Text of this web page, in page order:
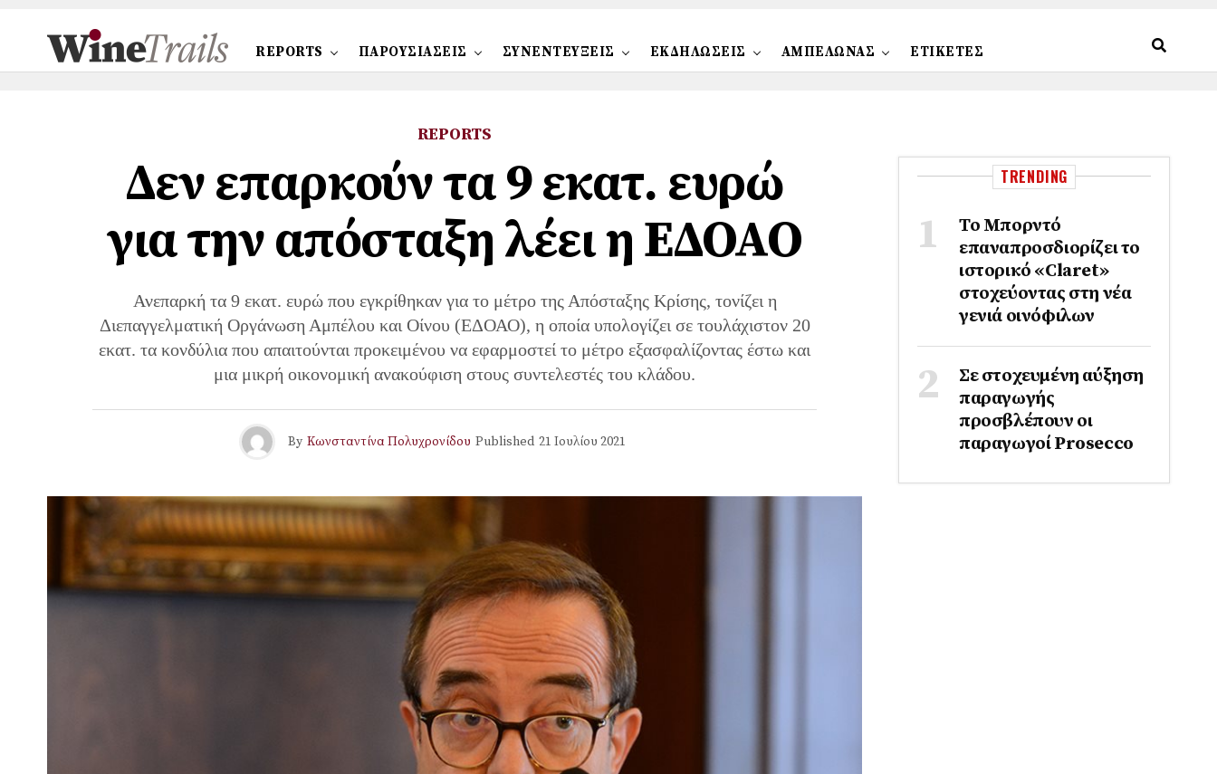
REPORTS ΠΑΡΟΥΣΙΑΣΕΙΣ ΣΥΝΕΝΤΕΥΞΕΙΣ ΕΚΔΗΛΩΣΕΙΣ ΑΜΠΕΛΩΝΑΣ ΕΤΙΚΕΤΕΣ
REPORTS
Δεν επαρκούν τα 9 εκατ. ευρώ
για την απόσταξη λέει η ΕΔΟΑΟ
Ανεπαρκή τα 9 εκατ. ευρώ που εγκρίθηκαν για το μέτρο της Απόσταξης Κρίσης, τονίζει η
Διεπαγγελματική Οργάνωση Αμπέλου και Οίνου (ΕΔΟΑΟ), η οποία υπολογίζει σε τουλάχιστον 20
εκατ. τα κονδύλια που απαιτούνται προκειμένου να εφαρμοστεί το μέτρο εξασφαλίζοντας έστω και
μια μικρή οικονομική ανακούφιση στους συντελεστές του κλάδου.
By Κωνσταντίνα Πολυχρονίδου Published 21 Ιουλίου 2021
TRENDING
Το Μπορντό
επαναπροσδιορίζει το
ιστορικό «Claret»
στοχεύοντας στη νέα
γενιά οινόφιλων
Σε στοχευμένη αύξηση
παραγωγής
προσβλέπουν οι
παραγωγοί Prosecco